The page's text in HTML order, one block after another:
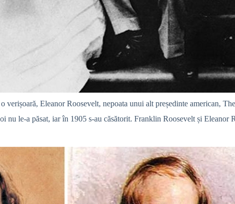
Eleanor Roosevelt, nepoata unui alt președinte american,
le-a păsat, iar în 1905 s-au căsătorit. Franklin Roosevelt și Eleanor